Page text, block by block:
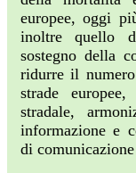
europee, oggi
inoltre quello
sostegno della
ridurre il
strade
stradale,
informazione e
di